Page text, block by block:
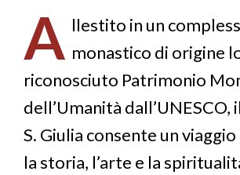
pane
A llestito in un
monastico di origine
riconosciuto Patrimonio
dell’Umanità dall’UNESCO,
S. Giulia consente un
la storia, l’arte e la